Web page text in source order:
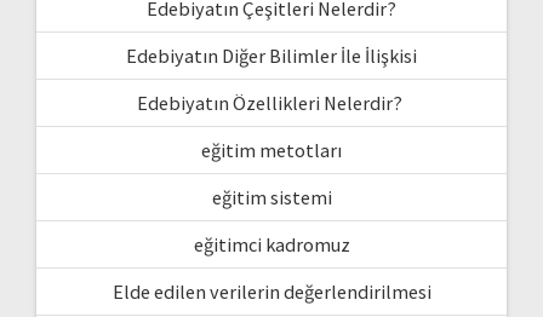
Edebiyatın Çeşitleri Nelerdir?
Edebiyatın Diğer Bilimler İle İlişkisi
Edebiyatın Özellikleri Nelerdir?
eğitim metotları
eğitim sistemi
eğitimci kadromuz
Elde edilen verilerin değerlendirilmesi